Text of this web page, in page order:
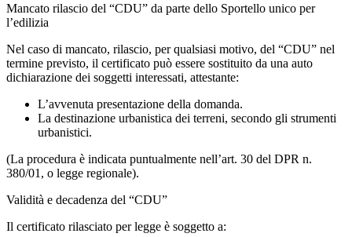
Mancato rilascio del “CDU” da parte dello Sportello unico per
l’edilizia
Nel caso di mancato, rilascio, per qualsiasi motivo, del “CDU” nel
termine previsto, il certificato può essere sostituito da una auto
dichiarazione dei soggetti interessati, attestante:
L’avvenuta presentazione della domanda.
La destinazione urbanistica dei terreni, secondo gli strumenti
urbanistici.
(La procedura è indicata puntualmente nell’art. 30 del DPR n.
380/01, o legge regionale).
Validità e decadenza del “CDU”
Il certificato rilasciato per legge è soggetto a: